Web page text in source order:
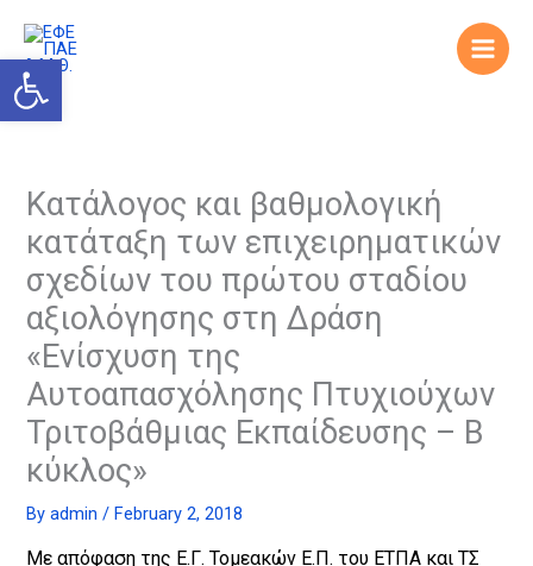
Open toolbar
content
Κατάλογος και βαθμολογική
κατάταξη των επιχειρηματικών
σχεδίων του πρώτου σταδίου
αξιολόγησης στη Δράση
«Ενίσχυση της
Αυτοαπασχόλησης Πτυχιούχων
Τριτοβάθμιας Εκπαίδευσης – Β
κύκλος»
Byadmin/ February 2, 2018
Με απόφαση της Ε.Γ. Τομεακών Ε.Π. του ΕΤΠΑ και ΤΣ